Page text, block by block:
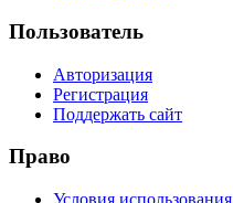
Пользователь
Авторизация
Регистрация
Поддержать сайт
Право